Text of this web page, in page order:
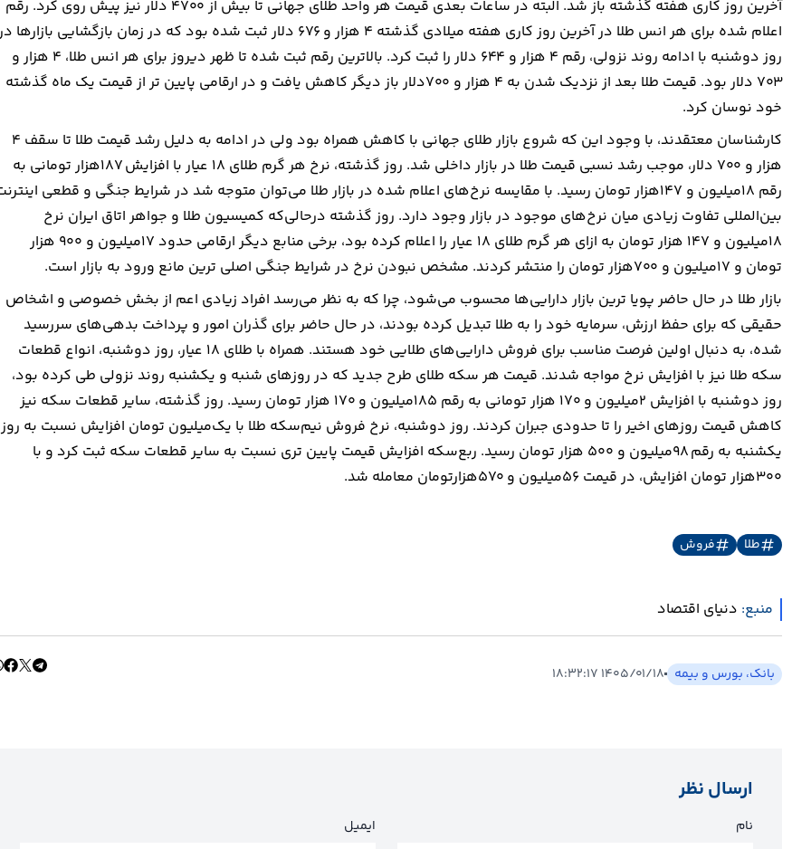
آخرین روز کاری هفته گذشته باز شد. البته در ساعات بعدی قیمت هر واحد طلای جهانی تا بیش از ۴۷۰۰ دلار نیز پیش روی کرد. رقم
اعلام شده برای هر انس طلا در آخرین روز کاری هفته میلادی گذشته ۴ هزار و ۶۷۶ دلار ثبت شده بود که در زمان بازگشایی بازار‌ها
روز دوشنبه با ادامه روند نزولی، رقم ۴ هزار و ۶۴۴ دلار را ثبت کرد. بالاترین رقم ثبت شده تا ظهر دیروز برای هر انس طلا، ۴ هزار و
۷۰۳ دلار بود. قیمت طلا بعد از نزدیک شدن به ۴ هزار و ۷۰۰دلار باز دیگر کاهش یافت و در ارقامی پایین تر از قیمت یک ماه گذشته
خود نوسان کرد.
کارشناسان معتقدند، با وجود این که شروع بازار طلای جهانی با کاهش همراه بود ولی در ادامه به دلیل رشد قیمت طلا تا سقف ۴
هزار و ۷۰۰ دلار، موجب رشد نسبی قیمت طلا در بازار داخلی شد. روز گذشته، نرخ هر گرم طلای ۱۸ عیار با افزایش ۱۸۷هزار تومانی به
رقم ۱۸‌میلیون و ۱۴۷هزار تومان رسید. با مقایسه نرخ‌های اعلام شده در بازار طلا می‌توان متوجه شد در شرایط جنگی و قطعی
بین‌المللی تفاوت زیادی میان نرخ‌های موجود در بازار وجود دارد. روز گذشته درحالی‌که کمیسیون طلا و جواهر اتاق ایران نرخ
۱۸‌میلیون و ۱۴۷ هزار تومان به ازای هر گرم طلای ۱۸ عیار را اعلام کرده بود، برخی منابع دیگر ارقامی حدود ۱۷‌میلیون و ۹۰۰ هزار
تومان و ۱۷‌میلیون و ۷۰۰هزار تومان را منتشر کردند. مشخص نبودن نرخ در شرایط جنگی اصلی ترین مانع ورود به بازار است.
بازار طلا در حال حاضر پویا ترین بازار دارایی‌ها محسوب می‌شود، چرا که به نظر می‌رسد افراد زیادی اعم از بخش خصوصی و اشخاص
حقیقی که برای حفظ ارزش، سرمایه خود را به طلا تبدیل کرده بودند، در حال حاضر برای گذران امور و پرداخت بدهی‌های سررسید
شده، به دنبال اولین فرصت مناسب برای فروش دارایی‌های طلایی خود هستند. همراه با طلای ۱۸ عیار، روز دوشنبه، انواع قطعات
سکه طلا نیز با افزایش نرخ مواجه شدند. قیمت هر سکه طلای طرح جدید که در روزهای شنبه و یکشنبه روند نزولی طی کرده بود،
روز دوشنبه با افزایش ۲‌میلیون و ۱۷۰ هزار تومانی به رقم ۱۸۵‌میلیون و ۱۷۰ هزار تومان رسید. روز گذشته، سایر قطعات سکه نیز
کاهش قیمت روزهای اخیر را تا حدودی جبران کردند. روز دوشنبه، نرخ فروش نیم‌سکه طلا با یک‌میلیون تومان افزایش نسبت به ‌روز
یکشنبه به رقم ۹۸‌میلیون و ۵۰۰ هزار تومان رسید. ربع‌سکه افزایش قیمت پایین تری نسبت به سایر قطعات سکه ثبت کرد و با
۳۰۰هزار تومان افزایش، در قیمت ۵۶‌میلیون و ۵۷۰هزارتومان معامله شد.
طلا فروش
منبع: دنیای اقتصاد
بانک، بورس و بیمه ۱۴۰۵/۰۱/۱۸ ۱۸:۳۲:۱۷
ارسال نظر
نام ایمیل